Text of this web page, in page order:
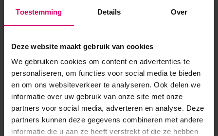
Toestemming Details Over
Deze website maakt gebruik van cookies
We gebruiken cookies om content en advertenties te
personaliseren, om functies voor social media te bieden
en om ons websiteverkeer te analyseren. Ook delen we
informatie over uw gebruik van onze site met onze
partners voor social media, adverteren en analyse. Deze
partners kunnen deze gegevens combineren met andere
informatie die u aan ze heeft verstrekt of die ze hebben